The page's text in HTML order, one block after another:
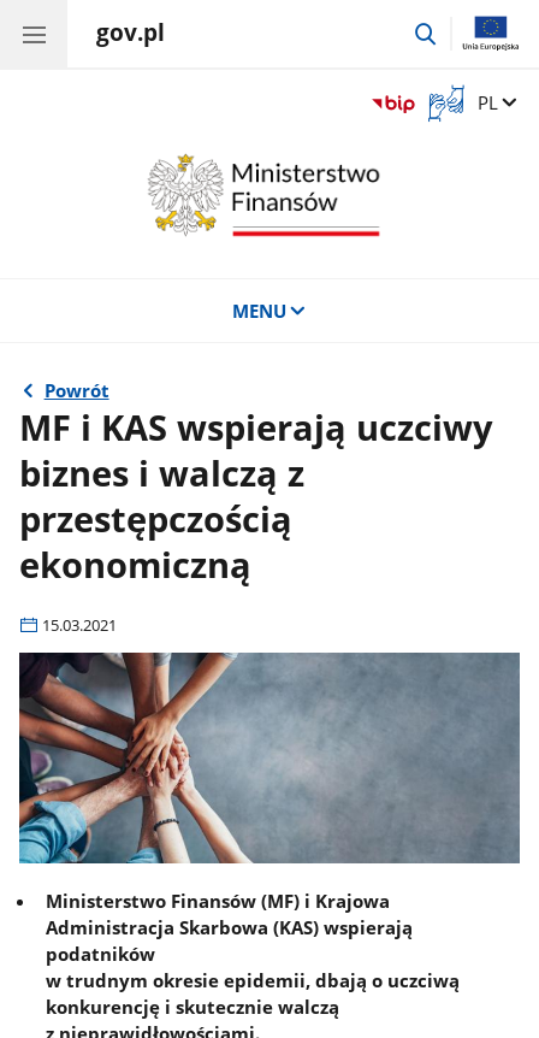
gov.pl
przejdź
Otwórz
okno
Zmień
PL
MENU
Powrót
MF i KAS wspierają uczciwy
biznes i walczą z
przestępczością
ekonomiczną
15.03.2021
Ministerstwo Finansów (MF) i Krajowa
Administracja Skarbowa (KAS) wspierają
podatników
w trudnym okresie epidemii, dbają o uczciwą
konkurencję i skutecznie walczą
z nieprawidłowościami.